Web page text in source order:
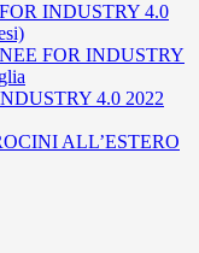
INDUSTRY 4.0
FOR INDUSTRY
4.0 2022
ALL’ESTERO